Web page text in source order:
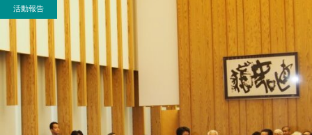
活動報告
活動レポート
ご意見・メール